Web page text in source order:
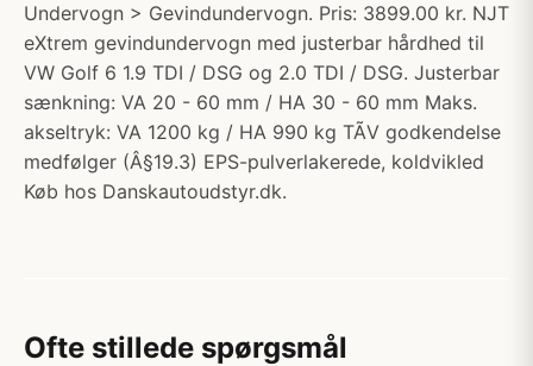
Undervogn > Gevindundervogn. Pris: 3899.00 kr. NJT
eXtrem gevindundervogn med justerbar hårdhed til
VW Golf 6 1.9 TDI / DSG og 2.0 TDI / DSG. Justerbar
sænkning: VA 20 - 60 mm / HA 30 - 60 mm Maks.
akseltryk: VA 1200 kg / HA 990 kg TÃV godkendelse
medfølger (Â§19.3) EPS-pulverlakerede, koldvikled
Køb hos Danskautoudstyr.dk.
Ofte stillede spørgsmål